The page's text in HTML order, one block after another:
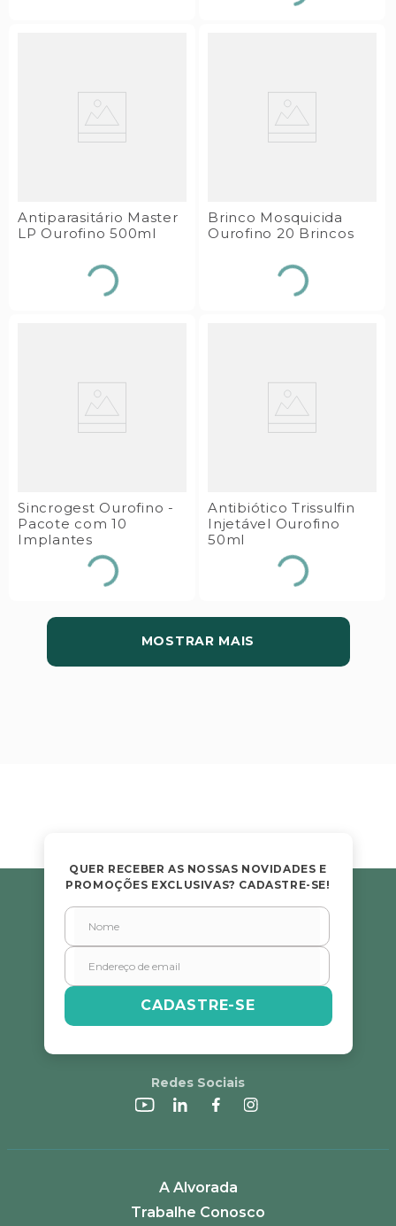
Antiparasitário Master
LP Ourofino 500ml
Brinco Mosquicida
Ourofino 20 Brincos
Sincrogest Ourofino -
Pacote com 10
Implantes
Antibiótico Trissulfin
Injetável Ourofino
50ml
MOSTRAR MAIS
QUER RECEBER AS NOSSAS NOVIDADES E
PROMOÇÕES EXCLUSIVAS? CADASTRE-SE!
CADASTRE-SE
Redes Sociais
A Alvorada
Trabalhe Conosco